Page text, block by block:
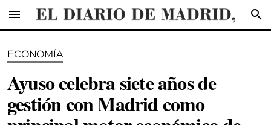
menu search
ECONOMÍA
Ayuso celebra siete años de
gestión con Madrid como